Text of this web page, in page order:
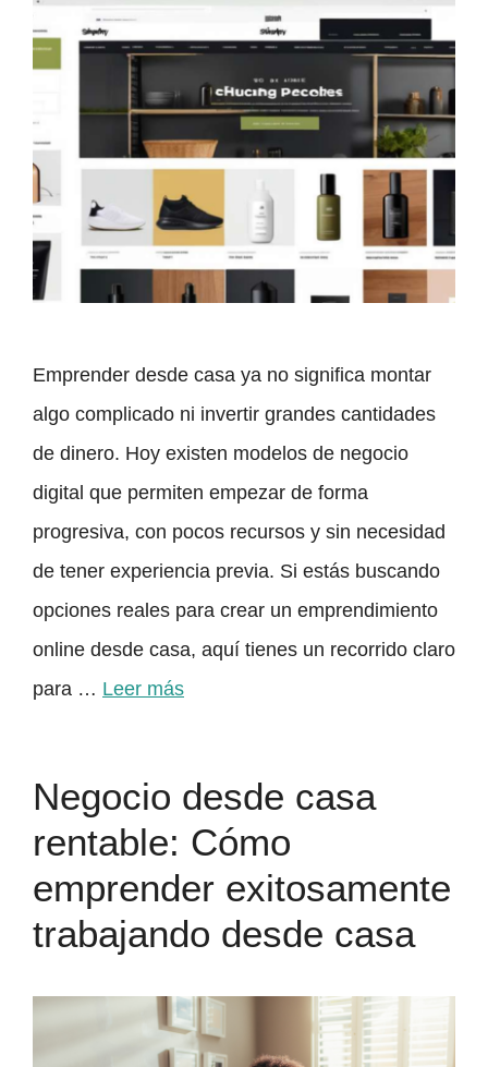
Emprender desde casa ya no significa montar
algo complicado ni invertir grandes cantidades
de dinero. Hoy existen modelos de negocio
digital que permiten empezar de forma
progresiva, con pocos recursos y sin necesidad
de tener experiencia previa. Si estás buscando
opciones reales para crear un emprendimiento
online desde casa, aquí tienes un recorrido claro
para … Leer más
Negocio desde casa
rentable: Cómo
emprender exitosamente
trabajando desde casa